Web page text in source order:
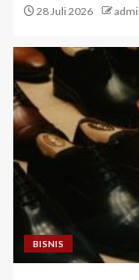
28 Juli 2026
BISNIS